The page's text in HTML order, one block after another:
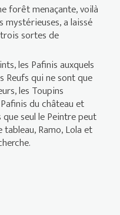
forêt menaçante, voilà
mystérieuses, a laissé
sortes de
les Pafinis auxquels
Reufs qui ne sont que
les Toupins
du château et
seul le Peintre peut
Ramo, Lola et